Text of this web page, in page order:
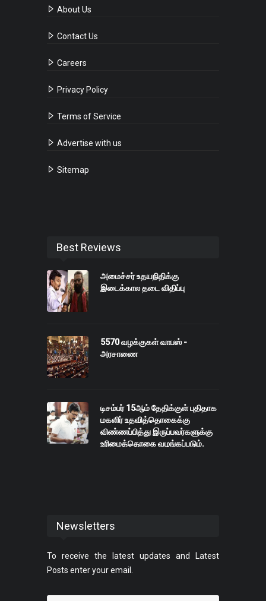
About Us
Contact Us
Careers
Privacy Policy
Terms of Service
Advertise with us
Sitemap
Best Reviews
அமைச்சர் உதயநிதிக்கு
இடைக்கால தடை விதிப்பு
5570 வழக்குகள் வாபஸ் -
அரசாணை
டிசம்பர் 15ஆம் தேதிக்குள் புதிதாக
மகளிர் உதவித்தொகைக்கு
விண்ணப்பித்து இருப்பவர்களுக்கு
உரிமைத்தொகை வழங்கப்படும்.
Newsletters
To receive the latest updates and Latest
Posts enter your email.